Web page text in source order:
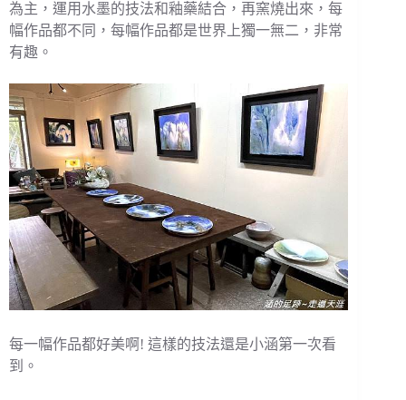
為主，運用水墨的技法和釉藥結合，再窯燒出來，每
幅作品都不同，每幅作品都是世界上獨一無二，非常
有趣。
每一幅作品都好美啊! 這樣的技法還是小涵第一次看
到。